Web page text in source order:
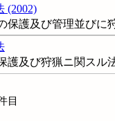
(2002)
保護及び管理並びに
護及び狩猟ニ関スル
目